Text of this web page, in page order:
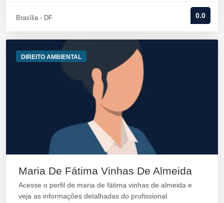
Brasília - DF 0.0
DIREITO AMBIENTAL
Maria De Fátima Vinhas De Almeida
Acesse o perfil de maria de fátima vinhas de almeida e
veja as informações detalhadas do profissional.